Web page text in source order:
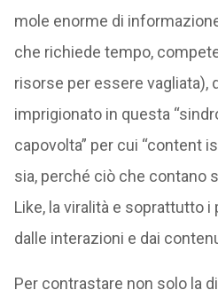
mole enorme di
che richiede tempo,
risorse per essere vagliata),
imprigionato in questa
capovolta” per cui “content
sia, perché ciò che contano
Like, la viralità e soprattutto
dalle interazioni e dai
Per contrastare non solo la